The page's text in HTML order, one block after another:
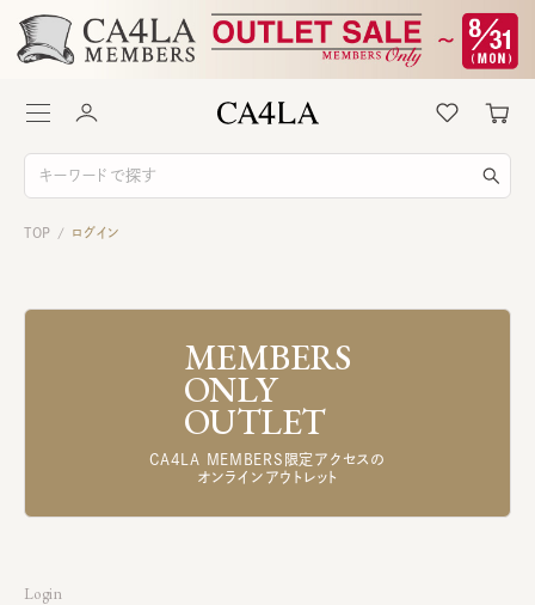
TOP / ログイン
MEMBERS
ONLY
OUTLET
CA4LA MEMBERS限定アクセスの
オンラインアウトレット
Login